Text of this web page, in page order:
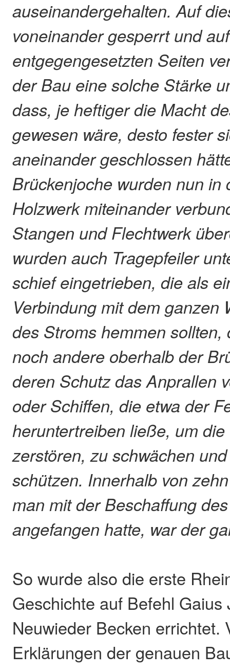
auseinandergehalten. Auf
voneinander gesperrt und
entgegengesetzten Seiten
der Bau eine solche Stärke
dass, je heftiger die Macht
gewesen wäre, desto fester
aneinander geschlossen
Brückenjoche wurden nun in
Holzwerk miteinander
Stangen und Flechtwerk
wurden auch Tragepfeiler
schief eingetrieben, die als
Verbindung mit dem ganzen
des Stroms hemmen sollten,
noch andere oberhalb der
deren Schutz das Anprallen
oder Schiffen, die etwa der
heruntertreiben ließe, um
zerstören, zu schwächen
schützen. Innerhalb von
man mit der Beschaffung
angefangen hatte, war der
So wurde also die erste
Geschichte auf Befehl Gaius
Neuwieder Becken errichtet.
Erklärungen der genauen